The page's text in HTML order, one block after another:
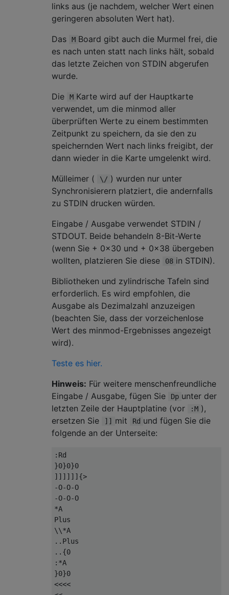
links aus (je nachdem, welcher Wert einen
geringeren absoluten Wert hat).
Das
M Board gibt auch die Murmel frei, die
es nach unten statt nach links hält, sobald
das letzte Zeichen von STDIN abgerufen
wurde.
Die
M Karte wird auf der Hauptkarte
verwendet, um die minmod aller
überprüften Werte zu einem bestimmten
Zeitpunkt zu speichern, da sie den zu
speichernden Wert nach links freigibt, der
dann wieder in die Karte umgelenkt wird.
Mülleimer (
\/ ) wurden nur unter
Synchronisierern platziert, die andernfalls
zu STDIN drucken würden.
Eingabe / Ausgabe verwendet STDIN /
STDOUT. Beide behandeln 8-Bit-Werte
(wenn Sie + 0x30 und + 0x38 übergeben
wollten, platzieren Sie diese
08 in STDIN).
Bibliotheken und zylindrische Tafeln sind
erforderlich. Es wird empfohlen, die
Ausgabe als Dezimalzahl anzuzeigen
(beachten Sie, dass der vorzeichenlose
Wert des minmod-Ergebnisses angezeigt
wird).
Teste es hier.
Hinweis: Für weitere menschenfreundliche
Eingabe / Ausgabe, fügen Sie
Dp unter der
letzten Zeile der Hauptplatine (vor
:M ),
ersetzen Sie
]] mit Rd und fügen Sie die
folgende an der Unterseite:
:Rd
}0}0}0
]]]]]]{>
-O-O-O
-O-O-O
*A
Plus
\\*A
..Plus
..{0
:*A
}0}0
<<<<